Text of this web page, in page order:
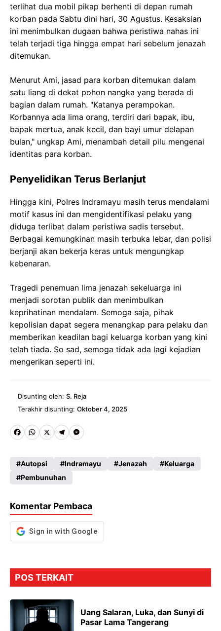
terlihat dua mobil pikap berhenti di depan rumah
korban pada Sabtu dini hari, 30 Agustus. Kesaksian
ini menimbulkan dugaan bahwa peristiwa nahas ini
telah terjadi tiga hingga empat hari sebelum jenazah
ditemukan.
Menurut Ami, jasad para korban ditemukan dalam
satu liang di dekat pohon nangka yang berada di
bagian dalam rumah. "Katanya perampokan.
Korbannya ada lima orang, terdiri dari bapak, ibu,
bapak mertua, anak kecil, dan bayi umur delapan
bulan," ungkap Ami, menambah detail pilu mengenai
identitas para korban.
Penyelidikan Terus Berlanjut
Hingga kini, Polres Indramayu masih terus mendalami
motif kasus ini dan mengidentifikasi pelaku yang
diduga terlibat dalam peristiwa sadis tersebut.
Berbagai kemungkinan masih terbuka lebar, dan polisi
berjanji akan bekerja keras untuk mengungkap
kebenaran.
Tragedi penemuan lima jenazah sekeluarga ini
menjadi sorotan publik dan menimbulkan
keprihatinan mendalam. Semoga saja, pihak
kepolisian dapat segera menangkap para pelaku dan
memberikan keadilan bagi keluarga korban yang kini
telah tiada. So sad, semoga tidak ada lagi kejadian
mengerikan seperti ini.
Disunting oleh: S. Reja
Terakhir disunting: Oktober 4, 2025
Fa
b
o
k
W
ts
A
p
X
Te
gr
a
M
se
n
er
Autopsi Indramayu Jenazah
Keluarga
Pembunuhan
Komentar Pembaca
POS TERKAIT
Uang Salaran, Luka, dan Sunyi di
Pasar Lama Tangerang